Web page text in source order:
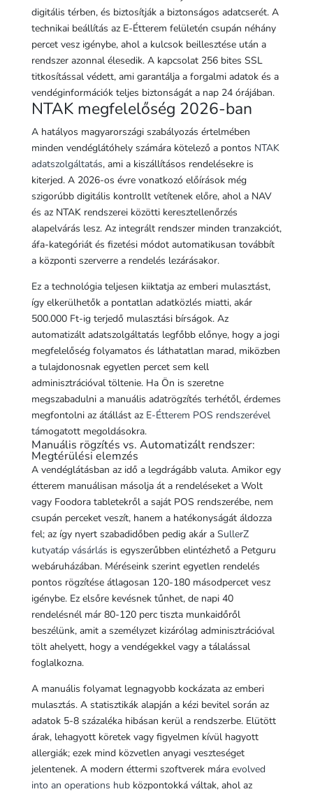
digitális térben, és biztosítják a biztonságos adatcserét. A
technikai beállítás az E-Étterem felületén csupán néhány
percet vesz igénybe, ahol a kulcsok beillesztése után a
rendszer azonnal élesedik. A kapcsolat 256 bites SSL
titkosítással védett, ami garantálja a forgalmi adatok és a
vendéginformációk teljes biztonságát a nap 24 órájában.
NTAK megfelelőség 2026-ban
A hatályos magyarországi szabályozás értelmében
minden vendéglátóhely számára kötelező a pontos NTAK
adatszolgáltatás, ami a kiszállításos rendelésekre is
kiterjed. A 2026-os évre vonatkozó előírások még
szigorúbb digitális kontrollt vetítenek előre, ahol a NAV
és az NTAK rendszerei közötti keresztellenőrzés
alapelvárás lesz. Az integrált rendszer minden tranzakciót,
áfa-kategóriát és fizetési módot automatikusan továbbít
a központi szerverre a rendelés lezárásakor.
Ez a technológia teljesen kiiktatja az emberi mulasztást,
így elkerülhetők a pontatlan adatközlés miatti, akár
500.000 Ft-ig terjedő mulasztási bírságok. Az
automatizált adatszolgáltatás legfőbb előnye, hogy a jogi
megfelelőség folyamatos és láthatatlan marad, miközben
a tulajdonosnak egyetlen percet sem kell
adminisztrációval töltenie. Ha Ön is szeretne
megszabadulni a manuális adatrögzítés terhétől, érdemes
megfontolni az átállást az E-Étterem POS rendszerével
támogatott megoldásokra.
Manuális rögzítés vs. Automatizált rendszer:
Megtérülési elemzés
A vendéglátásban az idő a legdrágább valuta. Amikor egy
étterem manuálisan másolja át a rendeléseket a Wolt
vagy Foodora tabletekről a saját POS rendszerébe, nem
csupán perceket veszít, hanem a hatékonyságát áldozza
fel; az így nyert szabadidőben pedig akár a SullerZ
kutyatáp vásárlás is egyszerűbben elintézhető a Petguru
webáruházában. Méréseink szerint egyetlen rendelés
pontos rögzítése átlagosan 120-180 másodpercet vesz
igénybe. Ez elsőre kevésnek tűnhet, de napi 40
rendelésnél már 80-120 perc tiszta munkaidőről
beszélünk, amit a személyzet kizárólag adminisztrációval
tölt ahelyett, hogy a vendégekkel vagy a tálalással
foglalkozna.
A manuális folyamat legnagyobb kockázata az emberi
mulasztás. A statisztikák alapján a kézi bevitel során az
adatok 5-8 százaléka hibásan kerül a rendszerbe. Elütött
árak, lehagyott köretek vagy figyelmen kívül hagyott
allergiák; ezek mind közvetlen anyagi veszteséget
jelentenek. A modern éttermi szoftverek mára evolved
into an operations hubközpontokká váltak, ahol az